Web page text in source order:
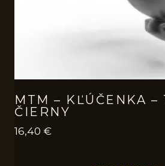
MTM – KĽÚČENKA –
ČIERNY
16,40 €